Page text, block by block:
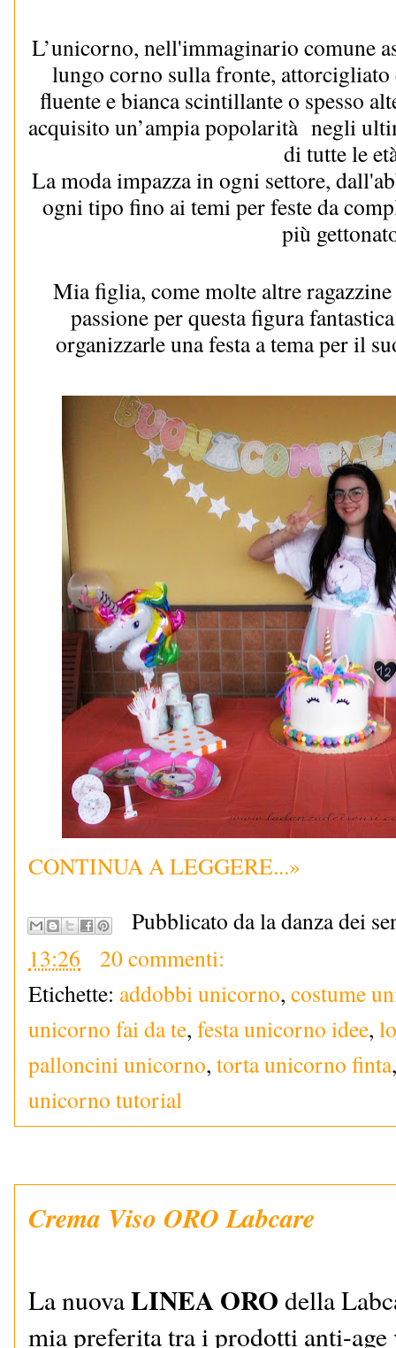
L’unicorno, nell'immaginario comune
lungo corno sulla fronte,
fluente e bianca scintillante o spesso
acquisito un’ampia popolarità  negli
di tutte le
La moda impazza in ogni settore,
ogni tipo fino ai temi per feste da
più
Mia figlia, come molte altre ragazzine
passione per questa figura
organizzarle una festa a tema per il
CONTINUA A LEGGERE...»
Pubblicato da la danza dei
13:26
20 commenti:
Etichette: addobbi unicorno, costume
unicorno fai da te, festa unicorno idee,
palloncini unicorno, torta unicorno finta
unicorno tutorial
Crema Viso ORO Labcare
La nuovaLINEA ORO della
mia preferita tra i prodotti anti-age